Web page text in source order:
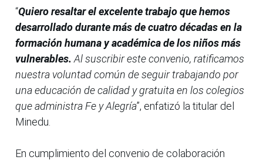
“Quiero resaltar el excelente trabajo que hemos
desarrollado durante más de cuatro décadas en la
formación humana y académica de los niños más
vulnerables. Al suscribir este convenio, ratificamos
nuestra voluntad común de seguir trabajando por
una educación de calidad y gratuita en los colegios
que administra Fe y Alegría”, enfatizó la titular del
Minedu.
En cumplimiento del convenio de colaboración